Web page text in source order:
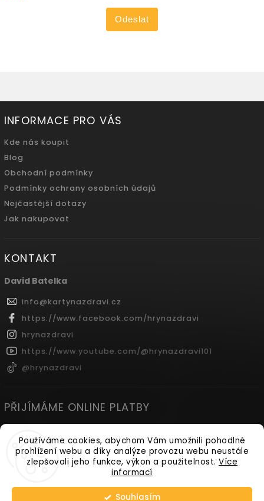
Používáme cookies, abychom Vám umožnili pohodlné
prohlížení webu a díky analýze provozu webu neustále
zlepšovali jeho funkce, výkon a použitelnost. Více
informací
Souhlasím
Odeslat
INFORMACE PRO VÁS
Kde nás koupit
Blog
Obchodní podmínky
Podmínky ochrany osobních údajů
Nejčastější dotazy
Jak nakupovat
KONTAKT
David Batelka
info@kartynazdravi.cz
https://www.facebook.com/hrynazdravi
hrynazdravi
https://www.youtube.com/@hrynazdravi101
@hrynazdravi
PŘIJÍMÁME ONLINE PLATBY
Hry na Zdraví. Všechna práva vyhrazena.
Shoptet| DesignShoptak.cz.